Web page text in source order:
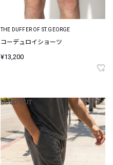
THE DUFFER OF ST.GEORGE
コーデュロイショーツ
¥13,200
SOLD OUT